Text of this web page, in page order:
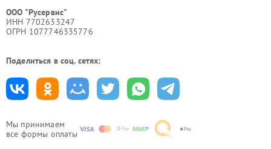
Мы принимаем
все формы оплаты
ООО "Русервис"
ИНН 7702633247
ОГРН 1077746335776
Поделиться в соц. сетях: